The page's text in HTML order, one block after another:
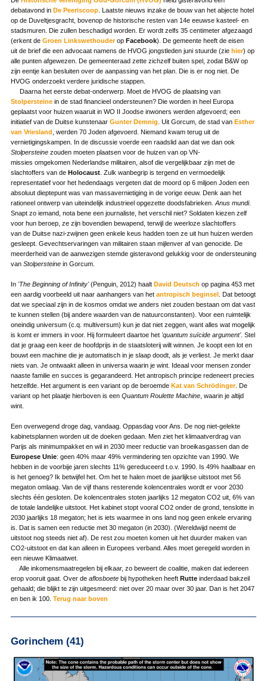
debatavond in De Peeriscoop. Laatste nieuws inzake de bouw van het abjecte hotel
op de Duveltjesgracht, bovenop de historische resten van 14e eeuwse kasteel- en
stadsmuren. Die zullen beschadigd worden. Er wordt zelfs 35 centimeter afgezaagd
(erkent de Groen Linkswethouder opFacebook). De gemeente heeft de eisen
uit de brief die een advocaat namens de HVOG jongstleden juni stuurde (zie hier) op
alle punten afgewezen. De gemeenteraad zette zichzelf buiten spel, zodat B&W op
zijn eentje kan besluiten over de aanpassing van het plan. Die is er nog niet. De
HVOG onderzoekt verdere juridische stappen.
Daarna het eerste debat-onderwerp. Moet de HVOG de plaatsing van
Stolpersteinein de stad financieel ondersteunen? Die worden in heel Europa
geplaatst voor huizen waaruit in WO II Joodse inwoners werden afgevoerd; een
initiatief van de Duitse kunstenaar Gunter Demnig . Uit Gorcum, de stad van Esther
van Vriesland , werden 70 Joden afgevoerd. Niemand kwam terug uit de
vernietigingskampen. In de discussie voerde een raadslid aan dat we dan ook
Stolpersteinezouden moeten plaatsen voor de huizen van op VN-
missies omgekomen Nederlandse militairen, alsof die vergelijkbaar zijn met de
slachtoffers van de Holocaust. Zulk wanbegrip is tergend en vermoedelijk
representatief voor het hedendaags vergeten dat de moord op 6 miljoen Joden een
absoluut dieptepunt was van massavernietiging in de vorige eeuw. Denk aan het
rationeel ontwerp van uiteindelijk industrieel opgezette doodsfabrieken. Anus mundi.
Snapt zo iemand, nota bene een journaliste, het verschil niet? Soldaten kiezen zelf
voor hun beroep, ze zijn bovendien bewapend, terwijl de weerloze slachtoffers
van de Duitse nazi-zwijnen geen enkele keus hadden toen ze uit hun huizen werden
gesleept. Gevechtservaringen van militairen staan mijlenver af van genocide. De
meerderheid van de aanwezigen stemde gisteravond gelukkig voor de ondersteuning
van Stolpersteinein Gorcum.
In 'The Beginning of Infinity'(Penguin, 2012) haalt David Deutsch op pagina 453 met
een aardig voorbeeld uit naar aanhangers van het antropisch beginsel. Dat betoogt
dat we speciaal zijn in de kosmos omdat we anders niet zouden bestaan om dat vast
te kunnen stellen (bij andere waarden van de natuurconstanten). Voor een ruimtelijk
oneindig universum (c.q. multiversum) kun je dat niet zeggen, want alles wat mogelijk
is komt er immers in voor. Hij formuleert daartoe het 'quantum suïcide argument'. Stel
dat je graag een keer de hoofdprijs in de staatsloterij wilt winnen. Je koopt een lot en
bouwt een machine die je automatisch in je slaap doodt, als je verliest. Je merkt daar
niets van. Je ontwaakt alleen in universa waarin je wint. Ideaal voor mensen zonder
naaste familie en succes is gegarandeerd. Het antropisch principe redeneert precies
hetzelfde. Het argument is een variant op de beroemde Kat van Schrödinger. De
variant op het plaatje hierboven is een Quantum Roulette Machine, waarin je altijd
wint.
Een overwegend droge dag, vandaag. Oppasdag voor Ans. De nog niet-gelekte
kabinetsplannen worden uit de doeken gedaan. Men ziet het klimaatverdrag van
Parijs als minimumpakket en wil in 2030 meer reductie van broeikasgassen dan de
Europese Unie: geen 40% maar 49% vermindering ten opzichte van 1990. We
hebben in de voorbije jaren slechts 11% gereduceerd t.o.v. 1990. Is 49% haalbaar en
is het genoeg? Ik betwijfel het. Om het te halen moet de jaarlijkse uitstoot met 56
megaton omlaag. Van de vijf thans resterende kolencentrales wordt er voor 2030
slechts één gesloten. De kolencentrales stoten jaarlijks 12 megaton CO2 uit, 6% van
de totale landelijke uitstoot. Het kabinet stopt vooral CO2 onder de grond, tenslotte in
2030 jaarlijks 18 megaton; het is iets waarmee in ons land nog geen enkele ervaring
is. Dat is samen een reductie met 30 megaton (in 2030). (Wereldwijd neemt de
uitstoot nog steeds niet af). De rest zou moeten komen uit het duurder maken van
CO2-uitstoot en dat kan alleen in Europees verband. Alles moet geregeld worden in
een nieuwe Klimaatwet.
Alle inkomensmaatregelen bij elkaar, zo beweert de coalitie, maken dat iedereen
erop vooruit gaat. Over de aflosboetebij hypotheken heeft Rutteinderdaad bakzeil
gehaald; die blijkt te zijn uitgesmeerd: niet over 20 maar over 30 jaar. Dan is het 2047
en ben ik 100. Terug naar boven
Gorinchem (41)